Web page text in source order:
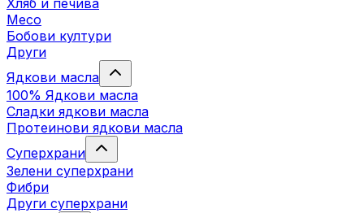
Хляб и печива
Месо
Бобови култури
Други
Ядкови масла
100% Ядкови масла
Сладки ядкови масла
Протеинови ядкови масла
Суперхрани
Зелени суперхрани
Фибри
Други суперхрани